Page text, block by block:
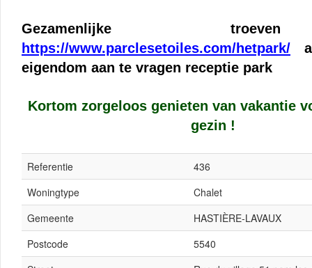
Gezamenlijke
https://www.parclesetoiles.com/hetpark/
eigendom aan te vragen receptie park
Kortom zorgeloos genieten van vakantie
gezin !
Referentie
436
Woningtype
Chalet
Gemeente
HASTIÈRE-LAVAUX
Postcode
5540